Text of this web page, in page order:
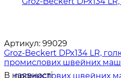
Артикул: 99029
Groz-Beckert DPx134 LR,
промислових швейних
В наявності